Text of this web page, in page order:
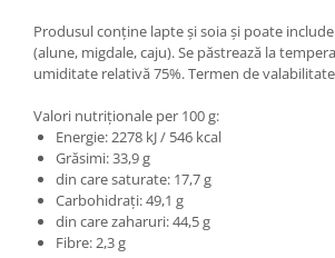
Produsul conține lapte și soia și poate
(alune, migdale, caju). Se păstrează la
umiditate relativă 75%. Termen de
Valori nutriționale per 100 g:
Energie: 2278 kJ / 546 kcal
Grăsimi: 33,9 g
din care saturate: 17,7 g
Carbohidrați: 49,1 g
din care zaharuri: 44,5 g
Fibre: 2,3 g